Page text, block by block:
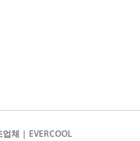
체 | EVERCOOL